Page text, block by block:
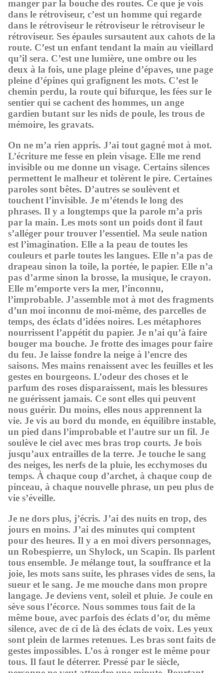
manger par la bouche des routes. Ce que je vois
dans le rétroviseur, c’est un homme qui regarde
dans le rétroviseur le rétroviseur le rétroviseur le
rétroviseur. Ses épaules sursautent aux cahots de la
route. C’est un enfant tendant la main au vieillard
qu’il sera. C’est une lumière, une ombre ou les
deux à la fois, une plage pleine d’épaves, une page
pleine d’épines qui grafignent les mots. C’est le
chemin perdu, la route qui bifurque, les fées sur le
sentier qui se cachent des hommes, un ange
gardien butant sur les nids de poule, les trous de
mémoire, les gravats.
On ne m’a rien appris. J’ai tout gagné mot à mot.
L’écriture me fesse en plein visage. Elle me rend
invisible ou me donne un visage. Certains silences
permettent le malheur et tolèrent le pire. Certaines
paroles sont bêtes. D’autres se soulèvent et
touchent l’invisible. Je m’étends le long des
phrases. Il y a longtemps que la parole m’a pris
par la main. Les mots sont un poids dont il faut
s’alléger pour trouver l’essentiel. Ma seule nation
est l’imagination. Elle a la peau de toutes les
couleurs et parle toutes les langues. Elle n’a pas de
drapeau sinon la toile, la portée, le papier. Elle n’a
pas d’arme sinon la brosse, la musique, le crayon.
Elle m’emporte vers la mer, l’inconnu,
l’improbable. J’assemble mot à mot des fragments
d’un moi inconnu de moi-même, des parcelles de
temps, des éclats d’idées noires. Les métaphores
nourrissent l’appétit du papier. Je n’ai qu’à faire
bouger ma bouche. Je frotte des images pour faire
du feu. Je laisse fondre la neige à l’encre des
saisons. Mes mains renaissent avec les feuilles et les
gestes en bourgeons. L’odeur des choses et le
parfum des roses disparaissent, mais les blessures
ne guérissent jamais. Ce sont elles qui peuvent
nous guérir. Du moins, elles nous apprennent la
vie. Je vis au bord du monde, en équilibre instable,
un pied dans l’improbable et l’autre sur un fil. Je
soulève le ciel avec mes bras trop courts. Je bois
jusqu’aux entrailles de la terre. Je touche le sang
des neiges, les nerfs de la pluie, les ecchymoses du
temps. À chaque coup d’archet, à chaque coup de
pinceau, à chaque nouvelle phrase, un peu plus de
vie s’éveille.
Je ne dors plus, j’écris. J’ai des nuits en trop, des
jours en moins. J’ai des minutes qui comptent
pour des heures. Il y a en moi divers personnages,
un Robespierre, un Shylock, un Scapin. Ils parlent
tous ensemble. Je mélange tout, la souffrance et la
joie, les mots sans suite, les phrases vides de sens, la
sueur et le sang. Je me mouche dans mon propre
langage. Je deviens vent, soleil et pluie. Je coule en
sève sous l’écorce. Nous sommes tous fait de la
même boue, avec parfois des éclats d’or, du même
silence, avec de ci de là des éclats de voix. Les yeux
sont plein de larmes retenues. Les bras sont faits de
gestes impossibles. L’os à ronger est le même pour
tous. Il faut le déterrer. Pressé par le siècle,